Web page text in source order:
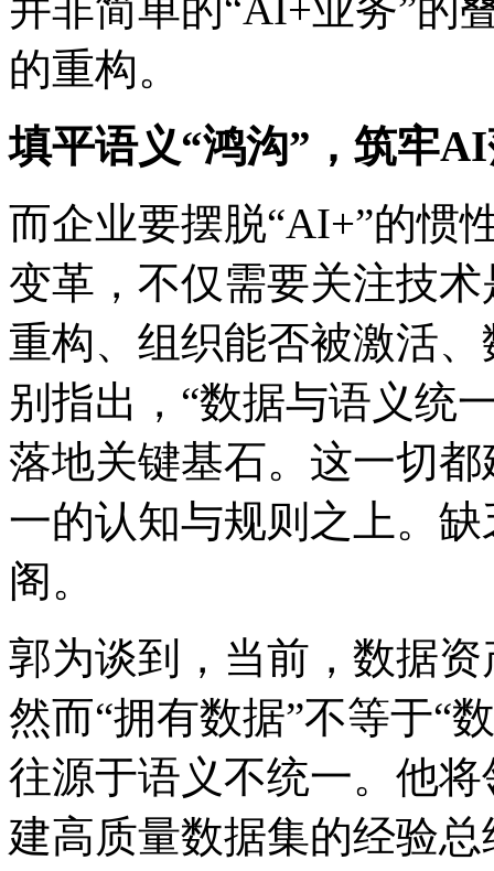
的重构。
填平语义“鸿沟”，筑牢
而企业要摆脱“AI+”的惯性
变革，不仅需要关注技
重构、组织能否被激活
别指出，“数据与语义统
落地关键基石。这一切都
一的认知与规则之上。缺
阁。
郭为谈到，当前，数
然而“拥有数据”不等于“数
往源于语义不统一。他
建高质量数据集的经验总